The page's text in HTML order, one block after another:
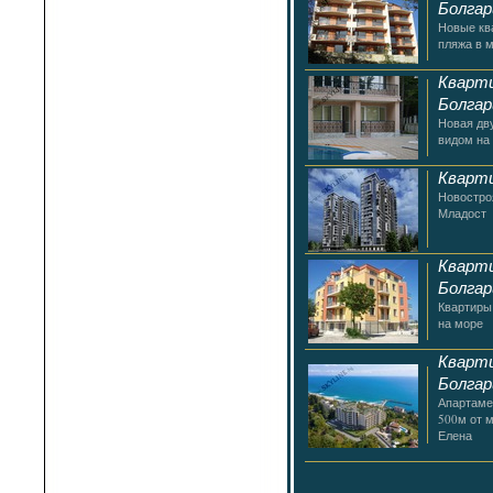
Новые
пляжа в
Новая
видом на
Младост
на море
500м от
Елена